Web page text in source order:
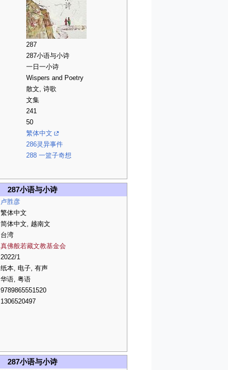
287
287小语与小诗
一日一小诗
Wispers and Poetry
散文, 诗歌
文集
241
50
繁体中文
286灵异事件
288 一篮子奇想
287小语与小诗
卢胜彦
繁体中文
简体中文, 越南文
台湾
真佛般若藏文教基金会
2022/1
纸本, 电子, 有声
华语, 粤语
9789865551520
1306520497
287小语与小诗